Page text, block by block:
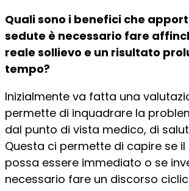
Quali sono i benefici che
sedute è necessario fare
reale sollievo e un risultato
tempo?
Inizialmente va fatta una
permette di inquadrare la
dal punto di vista medico, di
Questa ci permette di capire se
possa essere immediato o se
necessario fare un discorso